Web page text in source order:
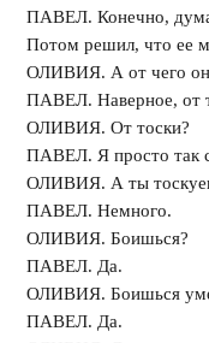
ПАВЕЛ. Конечно,
Потом решил, что ее
ОЛИВИЯ. А от чего
ПАВЕЛ. Наверное, от
ОЛИВИЯ. От тоски?
ПАВЕЛ. Я просто так
ОЛИВИЯ. А ты
ПАВЕЛ. Немного.
ОЛИВИЯ. Боишься?
ПАВЕЛ. Да.
ОЛИВИЯ. Боишься
ПАВЕЛ. Да.